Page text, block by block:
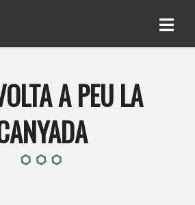
A PEU LA